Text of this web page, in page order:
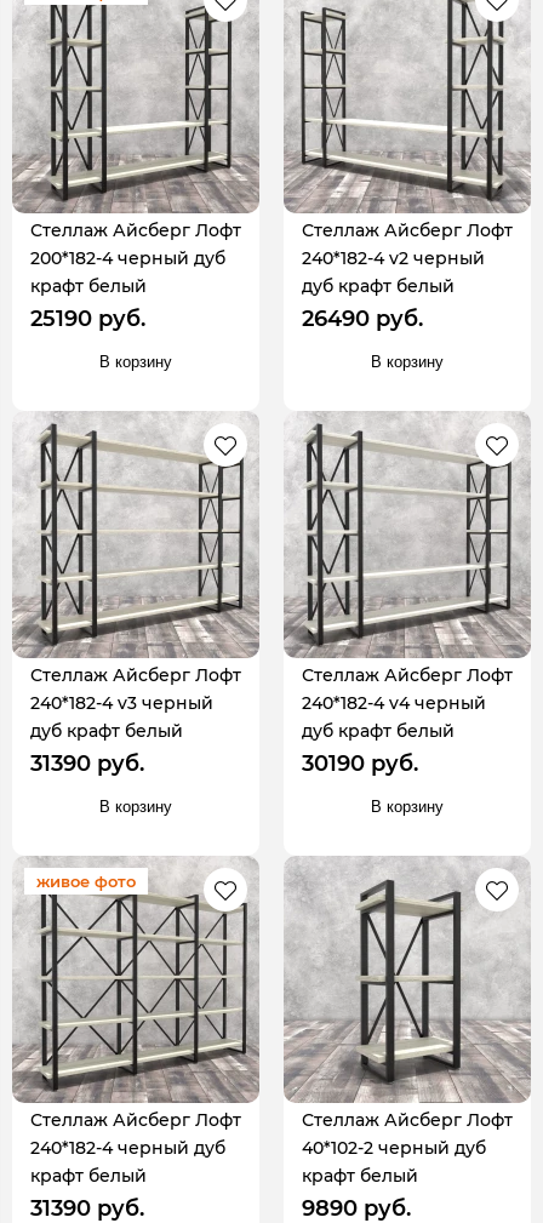
Стеллаж Айсберг Лофт
200*182-4 черный дуб
крафт белый
25190 руб.
В корзину
Стеллаж Айсберг Лофт
240*182-4 v2 черный
дуб крафт белый
26490 руб.
В корзину
Стеллаж Айсберг Лофт
240*182-4 v3 черный
дуб крафт белый
31390 руб.
В корзину
Стеллаж Айсберг Лофт
240*182-4 v4 черный
дуб крафт белый
30190 руб.
В корзину
живое фото
Стеллаж Айсберг Лофт
240*182-4 черный дуб
крафт белый
31390 руб.
Стеллаж Айсберг Лофт
40*102-2 черный дуб
крафт белый
9890 руб.